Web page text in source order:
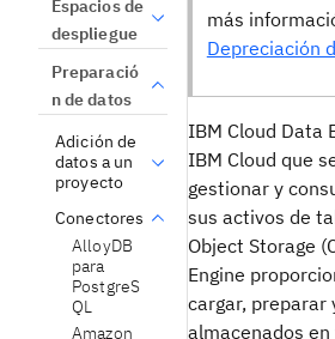
Espacios de
despliegue
Preparació
n de datos
Adición de
datos a un
proyecto
Conectores
AlloyDB
para
PostgreS
QL
Amazon
más
Depreciación
IBM Cloud Data
IBM Cloud que
gestionar y
sus activos de
Object Storage
Engine
cargar, preparar
almacenados